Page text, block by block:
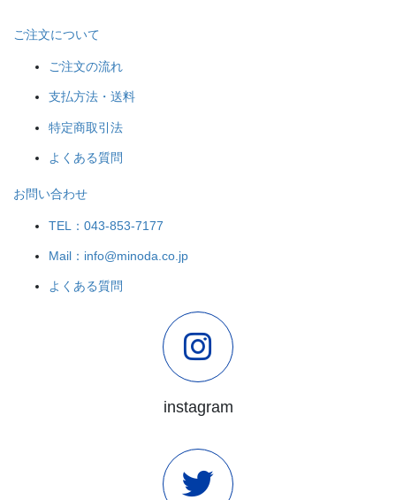
ご注文について
ご注文の流れ
支払方法・送料
特定商取引法
よくある質問
お問い合わせ
TEL：043-853-7177
Mail：info@minoda.co.jp
よくある質問
instagram